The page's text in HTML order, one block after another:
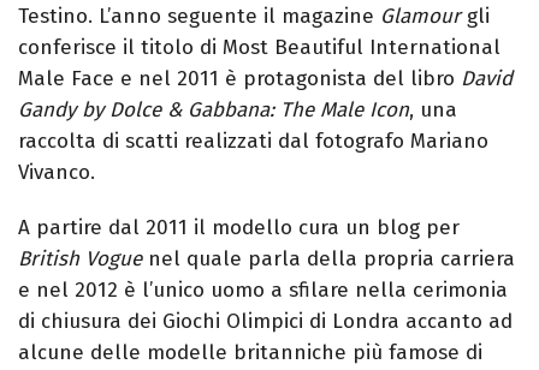
Testino. L’anno seguente il magazine Glamourgli
conferisce il titolo di Most Beautiful International
Male Face e nel 2011 è protagonista del libro David
Gandy by Dolce & Gabbana: The Male Icon, una
raccolta di scatti realizzati dal fotografo Mariano
Vivanco.
A partire dal 2011 il modello cura un blog per
British Voguenel quale parla della propria carriera
e nel 2012 è l’unico uomo a sfilare nella cerimonia
di chiusura dei Giochi Olimpici di Londra accanto ad
alcune delle modelle britanniche più famose di